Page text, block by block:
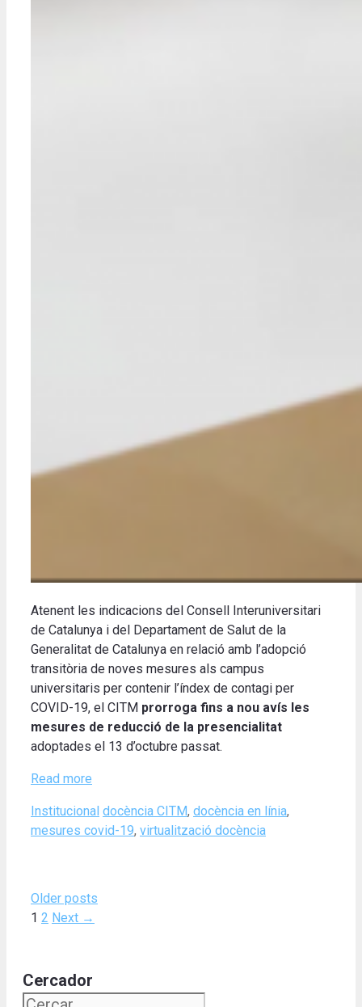
Atenent les indicacions del Consell Interuniversitari
de Catalunya i del Departament de Salut de la
Generalitat de Catalunya en relació amb l’adopció
transitòria de noves mesures als campus
universitaris per contenir l’índex de contagi per
COVID-19, el CITM prorroga fins a nou avís les
mesures de reducció de la presencialitat
adoptades el 13 d’octubre passat.
Read more
Categories
Institucional Tags
docència CITM, docència en línia,
mesures covid-19, virtualització docència
Older posts
Page
1 Page
2 Next →
Cercador